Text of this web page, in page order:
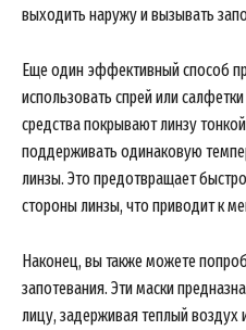
выходить наружу и вызывать
Еще один эффективный способ
использовать спрей или
средства покрывают линзу
поддерживать одинаковую
линзы. Это предотвращает
стороны линзы, что приводит к
Наконец, вы также можете
запотевания. Эти маски
лицу, задерживая теплый